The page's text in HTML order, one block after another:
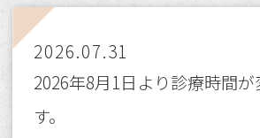
2026.07.31
2026年8月1日より診療時間が
す。